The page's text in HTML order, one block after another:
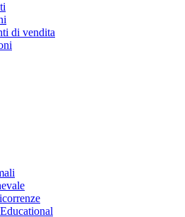
di vendita